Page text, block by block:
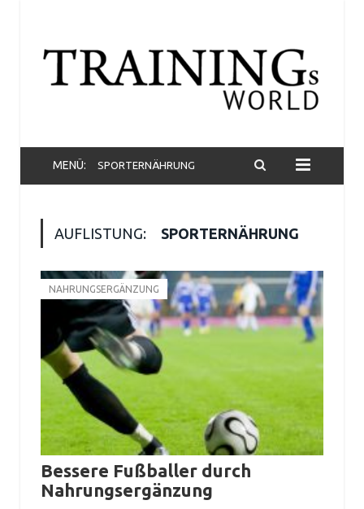
MENÜ: SPORTERNÄHRUNG
AUFLISTUNG: SPORTERNÄHRUNG
NAHRUNGSERGÄNZUNG
Bessere Fußballer durch
Nahrungsergänzung